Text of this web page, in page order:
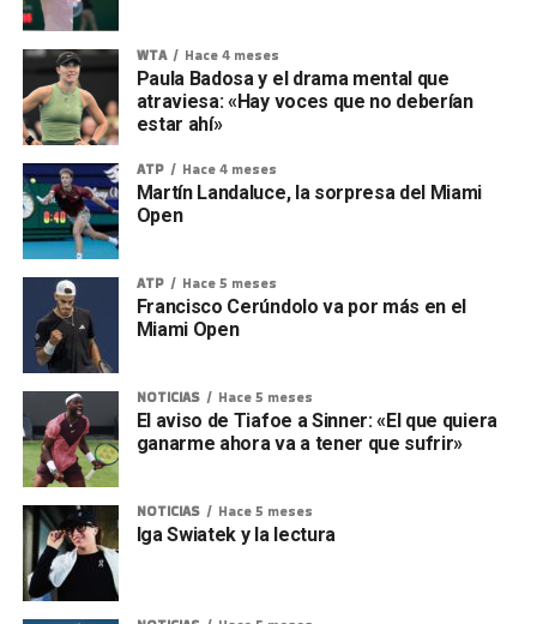
WTA Hace 4 meses
Paula Badosa y el drama mental que
atraviesa: «Hay voces que no deberían
estar ahí»
ATP Hace 4 meses
Martín Landaluce, la sorpresa del Miami
Open
ATP Hace 5 meses
Francisco Cerúndolo va por más en el
Miami Open
NOTICIAS Hace 5 meses
El aviso de Tiafoe a Sinner: «El que quiera
ganarme ahora va a tener que sufrir»
NOTICIAS Hace 5 meses
Iga Swiatek y la lectura